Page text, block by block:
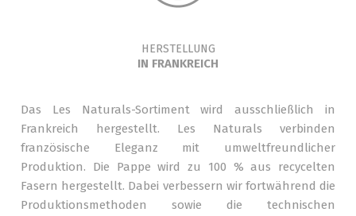
HERSTELLUNG
IN FRANKREICH
Das Les Naturals-Sortiment wird ausschließlich in
Frankreich hergestellt. Les Naturals verbinden
französische Eleganz mit umweltfreundlicher
Produktion. Die Pappe wird zu 100 % aus recycelten
Fasern hergestellt. Dabei verbessern wir fortwährend die
Produktionsmethoden sowie die technischen